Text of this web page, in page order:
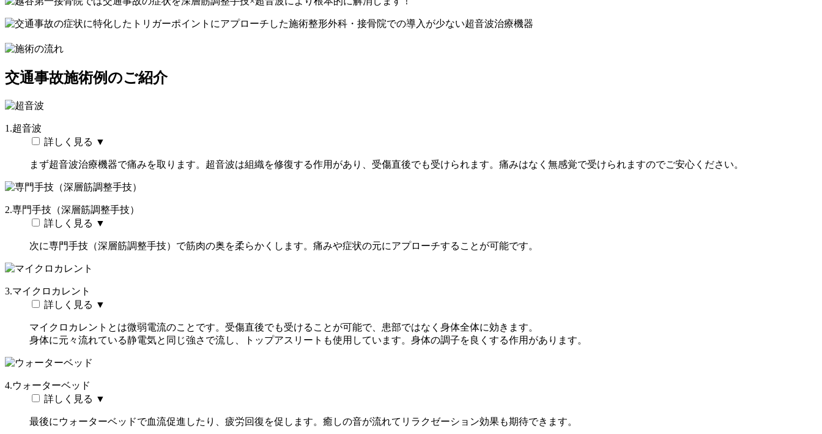
交通事故施術例のご紹介
1.超音波
詳しく見る ▼
まず超音波治療機器で痛みを取ります。超音波は組織を修復する作用があり、受傷直後でも受けられます。痛みはなく無感覚で受けられますのでご安心ください。
2.専門手技（深層筋調整手技）
詳しく見る ▼
次に専門手技（深層筋調整手技）で筋肉の奥を柔らかくします。痛みや症状の元にアプローチすることが可能です。
3.マイクロカレント
詳しく見る ▼
マイクロカレントとは微弱電流のことです。受傷直後でも受けることが可能で、患部ではなく身体全体に効きます。
身体に元々流れている静電気と同じ強さで流し、トップアスリートも使用しています。身体の調子を良くする作用があります。
4.ウォーターベッド
詳しく見る ▼
最後にウォーターベッドで血流促進したり、疲労回復を促します。癒しの音が流れてリラクゼーション効果も期待できます。